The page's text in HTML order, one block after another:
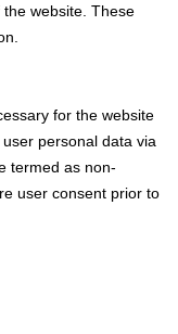
website. These
for the website
personal data via
termed as non-
user consent prior to